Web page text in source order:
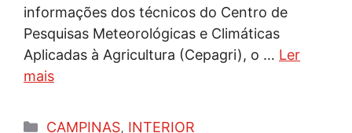
informações dos técnicos do Centro de
Pesquisas Meteorológicas e Climáticas
Aplicadas à Agricultura (Cepagri), o … Ler
mais
Categorias
CAMPINAS, INTERIOR